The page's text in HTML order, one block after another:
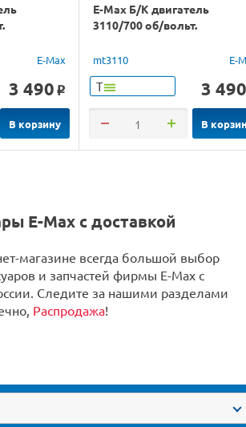
E-Max
3 490 o
В корзину
E-Max Б/К двигатель
3110/700 об/вольт.
mt3110 E-
Т 3 490
В
E-Max с доставкой
магазине всегда большой выбор
и запчастей фирмы E-Max с
Следите за нашими разделами
Распродажа!